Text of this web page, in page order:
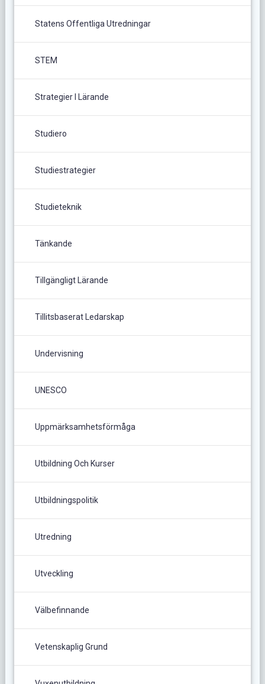
Statens Offentliga Utredningar
STEM
Strategier I Lärande
Studiero
Studiestrategier
Studieteknik
Tänkande
Tillgängligt Lärande
Tillitsbaserat Ledarskap
Undervisning
UNESCO
Uppmärksamhetsförmåga
Utbildning Och Kurser
Utbildningspolitik
Utredning
Utveckling
Välbefinnande
Vetenskaplig Grund